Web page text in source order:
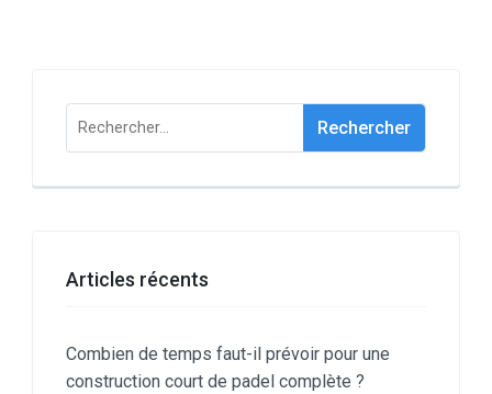
Rechercher :
Articles récents
Combien de temps faut-il prévoir pour une
construction court de padel complète ?